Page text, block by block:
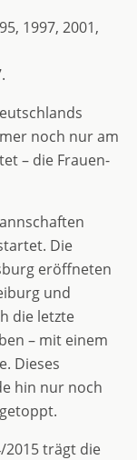
1997, 2001,
noch nur am
– die Frauen-
Die
eröffneten
und
die letzte
– mit einem
Dieses
hin nur noch
2015 trägt die